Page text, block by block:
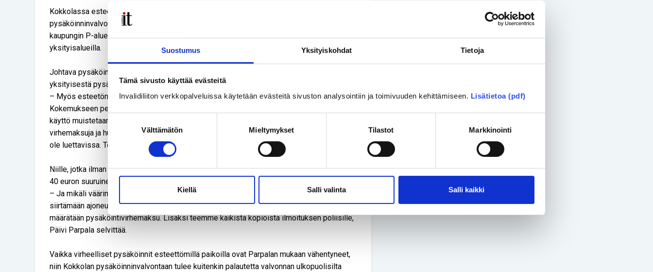
Suostumus Yksityiskohdat Tietoja
Tämä sivusto käyttää evästeitä
Invalidiliiton verkkopalveluissa käytetään evästeitä sivuston analysointiin ja toimivuuden kehittämiseen. Lisätietoa (pdf)
Suostumuksen
valinta
Välttämätön Mieltymykset Tilastot Markkinointi
Kiellä Salli valinta Salli kaikki
Kokkolassa esteettömiä autopaikkoja valvoo poliisin lisäksi myös kaupungin
pysäköinninvalvonta. Sopimuspohja kattaa toiminnan muun muassa yleisillä katualueilla,
kaupungin P-alueilla, joillakin yksityisalueilla sekä yleisessä käytössä olevilla
yksityisalueilla.
Johtava pysäköinnintarkastaja
yksityisestä pysäköinninvalvonnasta.
– Myös esteetöntä pysäköintiä valvotaan yhtä aktiivisesti kuin muutakin pysäköintiä.
Kokemukseen perustuen voidaan sanoa, että liikkumisesteisen pysäköintitunnuksen
käyttö muistetaan hyvin. Joudumme kuitenkin jonkin verran määräämään myös
virhemaksuja ja huomautuksia, ja syynä on yleensä se, ettei tunnuksen voimassaoloaika
ole luettavissa. Törmäämme jonkin verran myös pysäköintitunnuksen kopiointeihin.
Niille, jotka ilman oikeuttavaa tunnusta pysäköivät esteettömälle autopaikalle, määrätään
40 euron suuruinen pysäköintivirhemaksu.
– Ja mikäli väärinpysäköidyssä ajoneuvossa on kuljettaja paikalla, ohjeistamme kuljettajaa
siirtämään ajoneuvo oikeaan paikkaan. Myös kopioidulla pysäköintitunnuksella pysäköiville
määrätään pysäköintivirhemaksu. Lisäksi teemme kaikista kopioista ilmoituksen poliisille,
Päivi Parpala selvittää.
Vaikka virheelliset pysäköinnit esteettömillä paikoilla ovat Parpalan mukaan vähentyneet,
niin Kokkolan pysäköinninvalvontaan tulee kuitenkin palautetta valvonnan ulkopuolisilta